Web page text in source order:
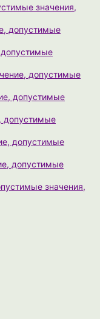
значения,
допустимые
допустимые
допустимые
допустимые
допустимые
допустимые
допустимые
значения,